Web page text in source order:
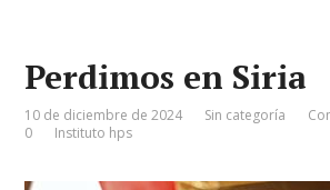
Perdimos en Siria
10 de diciembre de 2024 Sin categoría
0
Instituto hps